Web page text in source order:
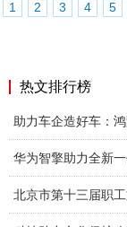
1
2 3 4 5
热文排行榜
助力车企造好车：
华为智擎助力全新
北京市第十三届职